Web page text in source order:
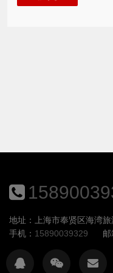
地址：上海市奉贤区海湾
手机： 15890039329 邮